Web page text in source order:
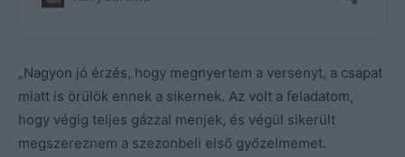
„Nagyon jó érzés, hogy megnyertem a versenyt, a csapat
miatt is örülök ennek a sikernek. Az volt a feladatom,
hogy végig teljes gázzal menjek, és végül sikerült
megszereznem a szezonbeli első győzelmemet.